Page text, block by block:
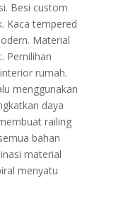
Besi custom
Kaca tempered
Material
Pemilihan
rumah.
menggunakan
daya
railing
bahan
material
menyatu